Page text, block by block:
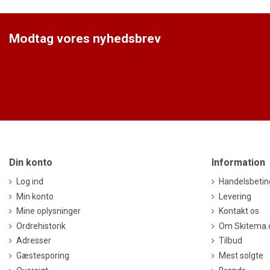
Modtag vores nyhedsbrev
Din konto
Log ind
Min konto
Mine oplysninger
Ordrehistorik
Adresser
Gæstesporing
Information
Levering
Kontakt os
Om
Tilbud
Mest solgte